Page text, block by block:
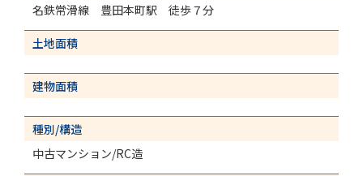
名鉄常滑線 豊田本町駅 徒歩７分
土地面積
建物面積
種別/構造
中古マンション/RC造